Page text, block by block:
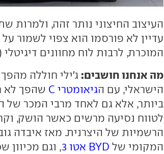
העיצוב החיצוני נותר זהה, ולמרות
עדיין לא פורסמו הוא צפוי לשמור
המוכרת, לרבות לוח מחוונים דיגיטלי ("10.2) ומסך מגע
מה אנחנו חושבים: ג'ילי חוללה
הישראלי, עם הגיאומטרי C
שהפך לא
ביותר, אלא גם לאחד מרבי המכר של
לטווח נסיעה מרשים כאשר הושק,
הרשמיות של היצרנית. מאז איבדה
המקומי של BYD אטו 3
, וגם מכיוון